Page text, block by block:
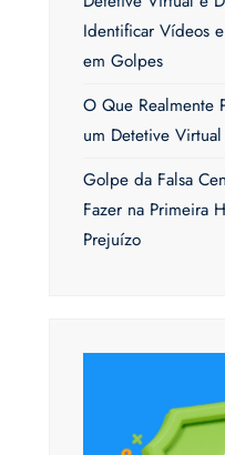
Identificar Vídeos
em Golpes
O Que Realmente
um Detetive
Golpe da Falsa
Fazer na Primeira
Prejuízo